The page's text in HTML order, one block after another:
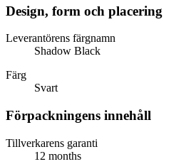
Design, form och placering
Leverantörens färgnamn
Shadow Black
Färg
Svart
Förpackningens innehåll
Tillverkarens garanti
12 months